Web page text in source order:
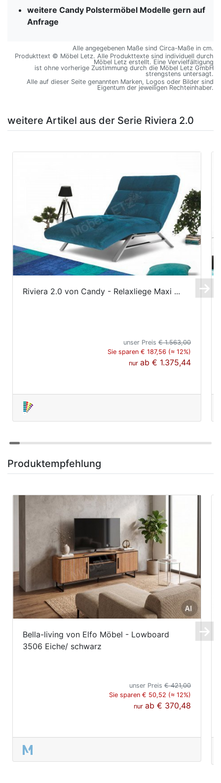
weitere Candy Polstermöbel Modelle gern auf
Anfrage
Alle angegebenen Maße sind Circa-Maße in cm.
Produkttext © Möbel Letz. Alle Produkttexte sind individuell durch
Möbel Letz erstellt. Eine Vervielfältigung
ist ohne vorherige Zustimmung durch die Möbel Letz GmbH
strengstens untersagt.
Alle auf dieser Seite genannten Marken, Logos oder Bilder sind
Eigentum der jeweiligen Rechteinhaber.
weitere Artikel aus der Serie Riviera 2.0
Riviera 2.0 von Candy - Relaxliege Maxi ...
unser Preis€ 1.563,00
Sie sparen € 187,56 (≈ 12%)
nurab€ 1.375,44
Produktempfehlung
Bella-living von Elfo Möbel - Lowboard
3506 Eiche/ schwarz
unser Preis€ 421,00
Sie sparen € 50,52 (≈ 12%)
nurab€ 370,48